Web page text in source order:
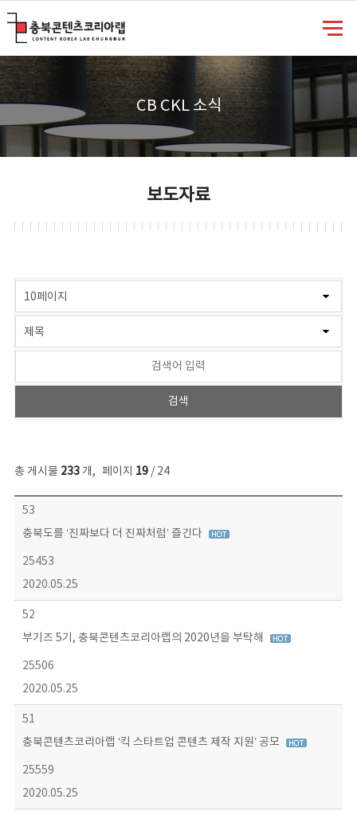
CB CKL 소식
보도자료
총 게시물 233개, 페이지 19/ 24
보도자료 목록 - 번호, 제목, 작성자, 파일, 조회수, 작성일 정보 제공
53
충북도를 ‘진짜보다 더 진짜처럼’ 즐긴다
25453
2020.05.25
52
부기즈 5기, 충북콘텐츠코리아랩의 2020년을 부탁해
25506
2020.05.25
51
충북콘텐츠코리아랩 ‘킥 스타트업 콘텐츠 제작 지원’ 공모
25559
2020.05.25